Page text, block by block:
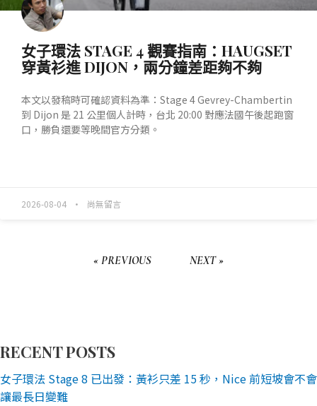
女子環法 STAGE 4 觀賽指南：HAUGSET
穿黃衫進 DIJON，兩分鐘差距夠不夠
本文以發稿時可確認資料為準：Stage 4 Gevrey-Chambertin
到 Dijon 是 21 公里個人計時，台北 20:00 對應法國午後起跑窗
口，勝負還要等晚間官方分類。
2026-08-04 尚無留言
« PREVIOUS NEXT »
RECENT POSTS
女子環法 Stage 8 已出發：黃衫只差 15 秒，Nice 前短坡會不會
讓最長日變難